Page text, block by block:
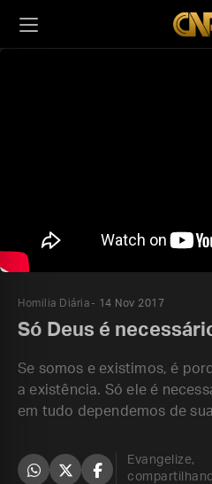
Homilia Diária 14 Nov 2017
Só Deus é
Se somos e existimos, é
a existência. Só ele é
em tudo dependemos de
Evangelize,